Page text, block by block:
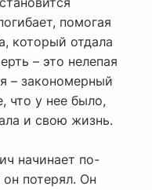
помогая
который отдала
– это нелепая
– закономерный
что у нее было,
и свою жизнь.
начинает по-
потерял. Он